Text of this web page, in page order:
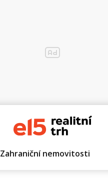
Zahraniční nemovitosti